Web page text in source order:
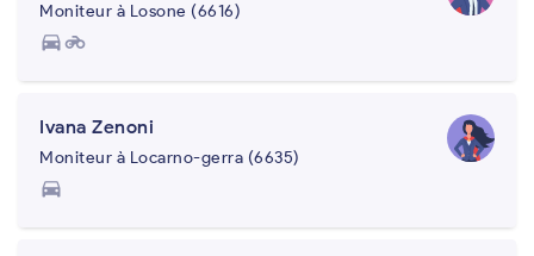
Moniteur à Losone (6616)
directions_carmotorcycle
Ivana Zenoni
Moniteur à Locarno-gerra (6635)
directions_car